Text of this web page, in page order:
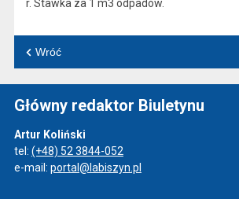
r. Stawka za 1 m3 odpadów.
Wróć
Główny redaktor Biuletynu
Artur Koliński
tel: (+48) 52 3844-052
e-mail: portal@labiszyn.pl